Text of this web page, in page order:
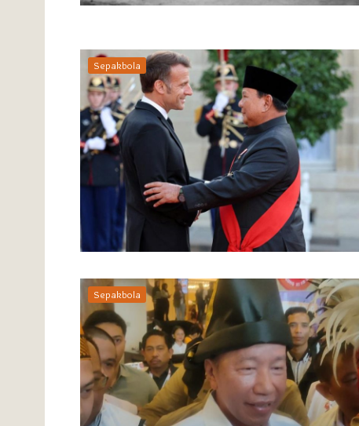
Sepakbola
Sepakbola